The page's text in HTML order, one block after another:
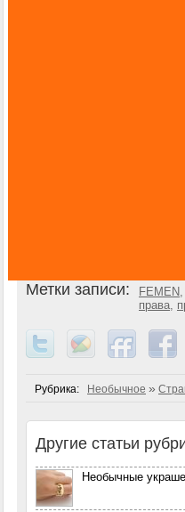
Метки записи: FEMEN
права,
Рубрика: Необычное »
Другие статьи
Необычные